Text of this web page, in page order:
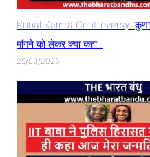
Kunal Kamra Controversy: कुणाल
मांगने को लेकर क्या कहा..
25/03/2025